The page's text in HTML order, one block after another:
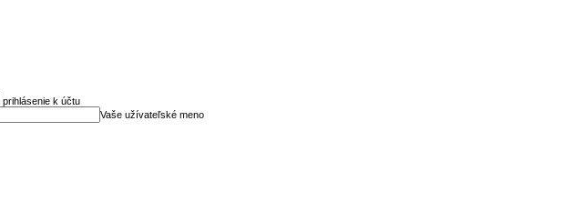
prihlásenie k účtu
Vaše užívateľské meno